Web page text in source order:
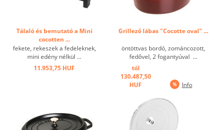
Tálaló és bemutató a Mini
cocotten ...
fekete, rekeszek a fedeleknek,
mini edény nélkül ...
11.953,75 HUF
Grillező lábas "Cocotte oval" ...
öntöttvas bordó, zománcozott,
fedővel, 2 fogantyúval ...
tól
130.487,50
HUF
Info